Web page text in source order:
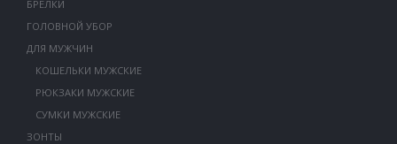
БРЕЛКИ
ГОЛОВНОЙ УБОР
ДЛЯ МУЖЧИН
КОШЕЛЬКИ МУЖСКИЕ
РЮКЗАКИ МУЖСКИЕ
СУМКИ МУЖСКИЕ
ЗОНТЫ